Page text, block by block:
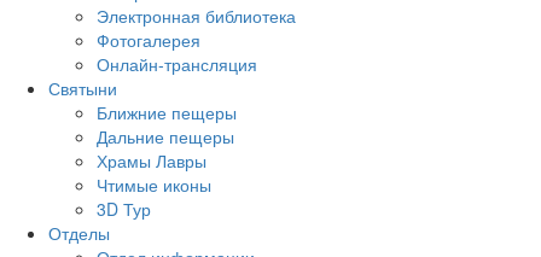
Электронная библиотека
Фотогалерея
Онлайн-трансляция
Святыни
Ближние пещеры
Дальние пещеры
Храмы Лавры
Чтимые иконы
3D Тур
Отделы